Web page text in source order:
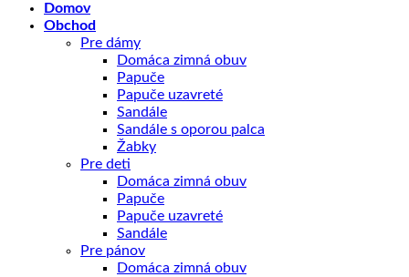
Domov
Obchod
Pre dámy
Domáca zimná obuv
Papuče
Papuče uzavreté
Sandále
Sandále s oporou palca
Žabky
Pre deti
Domáca zimná obuv
Papuče
Papuče uzavreté
Sandále
Pre pánov
Domáca zimná obuv